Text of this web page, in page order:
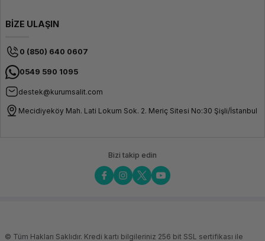
BİZE ULAŞIN
0 (850) 640 0607
0549 590 1095
destek@kurumsalit.com
Mecidiyeköy Mah. Lati Lokum Sok. 2. Meriç Sitesi No:30 Şişli/İstanbul
Bizi takip edin
© Tüm Hakları Saklıdır. Kredi kartı bilgileriniz 256 bit SSL sertifikası ile